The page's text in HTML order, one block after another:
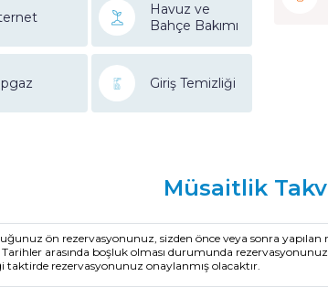
Havuz ve
Bahçe Bakımı
Giriş Temizliği
Müsaitlik
ön rezervasyonunuz, sizden önce veya sonra yapılan
arasında boşluk olması durumunda rezervasyonunuz
taktirde rezervasyonunuz onaylanmış olacaktır.